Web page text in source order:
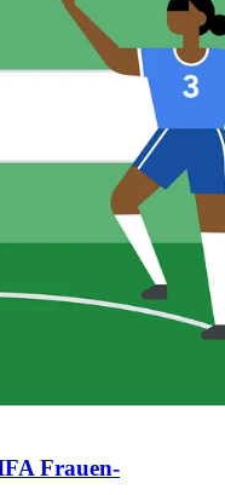
Frauen-